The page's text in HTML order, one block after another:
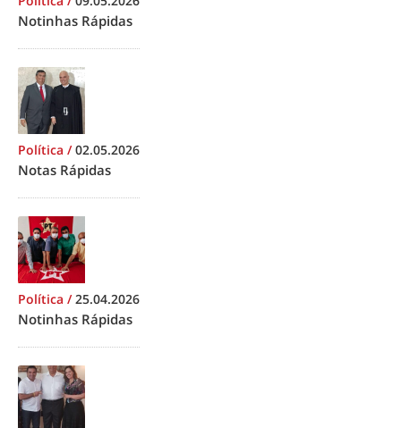
Notinhas Rápidas
Política /02.05.2026
Notas Rápidas
Política /25.04.2026
Notinhas Rápidas